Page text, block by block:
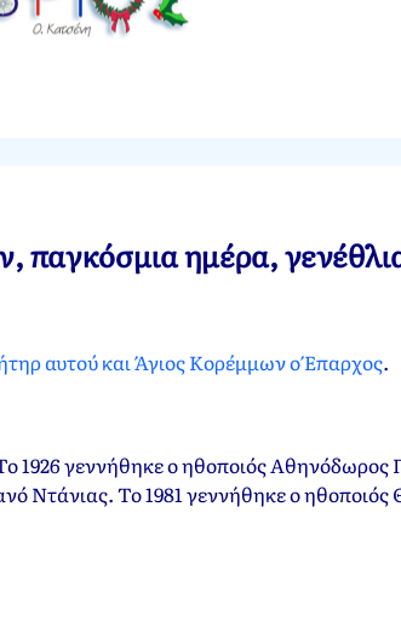
παγκόσμια ημέρα,
αυτού και Άγιος Κορέμμων ο Έπαρχος.
1926 γεννήθηκε ο ηθοποιός
Ντάνιας. Το 1981 γεννήθηκε ο